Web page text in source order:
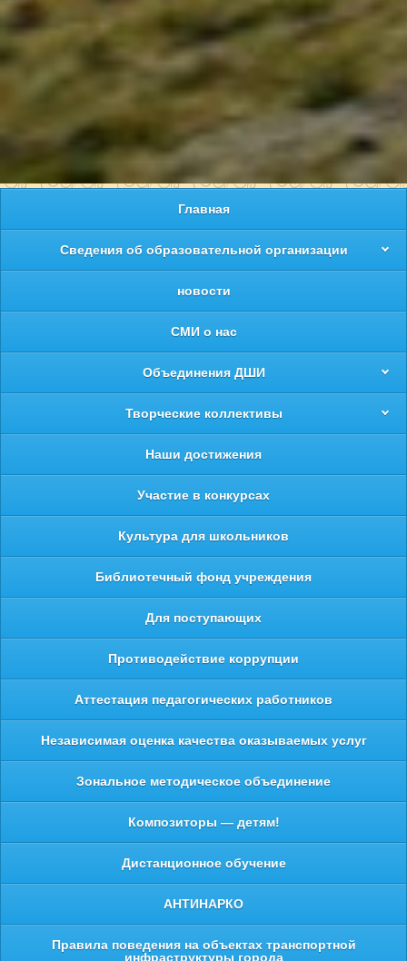
Главная
Сведения об образовательной организации
новости
СМИ о нас
Объединения ДШИ
Творческие коллективы
Наши достижения
Участие в конкурсах
Культура для школьников
Библиотечный фонд учреждения
Для поступающих
Противодействие коррупции
Аттестация педагогических работников
Независимая оценка качества оказываемых услуг
Зональное методическое объединение
Композиторы — детям!
Дистанционное обучение
АНТИНАРКО
Правила поведения на объектах транспортной
инфраструктуры города